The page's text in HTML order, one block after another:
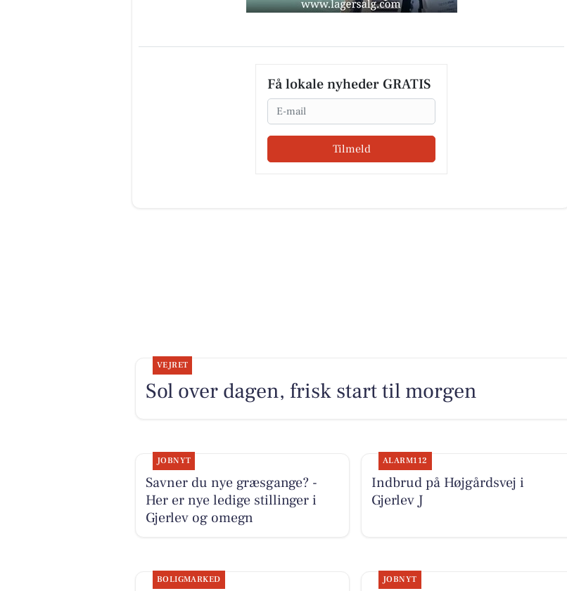
Få lokale nyheder GRATIS
Email
Tilmeld
VEJRET
Sol over dagen, frisk start til morgen
JOBNYT
Savner du nye græsgange? -
Her er nye ledige stillinger i
Gjerlev og omegn
ALARM112
Indbrud på Højgårdsvej i
Gjerlev J
BOLIGMARKED JOBNYT